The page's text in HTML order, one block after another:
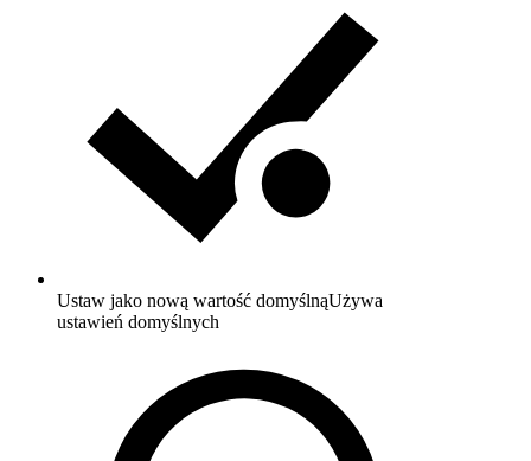
Ustaw jako nową wartość domyślnąUżywa
ustawień domyślnych